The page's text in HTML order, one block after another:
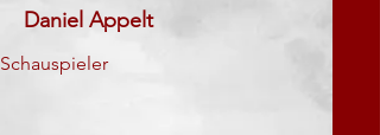
Daniel Appelt
Schauspieler